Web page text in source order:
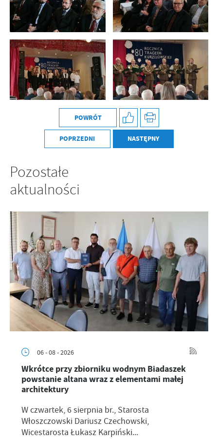
POWRÓT
POPRZEDNI NASTĘPNY
Pozostałe
aktualności
06 - 08 - 2026
Wkrótce przy zbiorniku wodnym Biadaszek
powstanie altana wraz z elementami małej
architektury
W czwartek, 6 sierpnia br., Starosta
Włoszczowski Dariusz Czechowski,
Wicestarosta Łukasz Karpiński...